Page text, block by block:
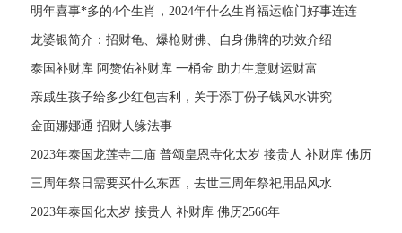
明年喜事*多的4个生肖，2024年什么生肖福运临门好事连连
龙婆银简介：招财龟、爆枪财佛、自身佛牌的功效介绍
泰国补财库 阿赞佑补财库 一桶金 助力生意财运财富
亲戚生孩子给多少红包吉利，关于添丁份子钱风水讲究
金面娜娜通 招财人缘法事
2023年泰国龙莲寺二庙 普颂皇恩寺化太岁 接贵人 补财库 佛历
2566年
三周年祭日需要买什么东西，去世三周年祭祀用品风水
2023年泰国化太岁 接贵人 补财库 佛历2566年